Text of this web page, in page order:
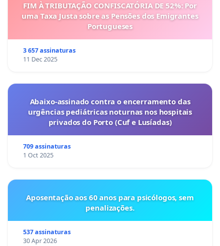
FIM À TRIBUTAÇÃO CONFISCATÓRIA DE 52%: Por
uma Taxa Justa sobre as Pensões dos Emigrantes
Portugueses
3 657 assinaturas
11 Dec 2025
Abaixo-assinado contra o encerramento das
urgências pediátricas noturnas nos hospitais
privados do Porto (Cuf e Lusíadas)
709 assinaturas
1 Oct 2025
Aposentação aos 60 anos para psicólogos, sem
penalizações.
537 assinaturas
30 Apr 2026